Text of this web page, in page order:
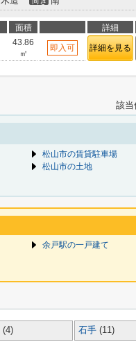
面積 詳細
43.86
㎡
即入可 詳細を見る
該当
松山市の賃貸駐車場
松山市の土地
余戸駅の一戸建て
(4) 石手 (11)